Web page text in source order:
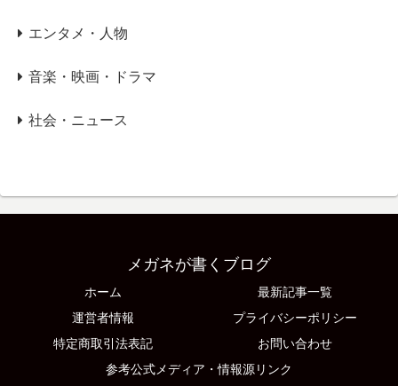
エンタメ・人物
音楽・映画・ドラマ
社会・ニュース
メガネが書くブログ
ホーム
最新記事一覧
運営者情報
プライバシーポリシー
特定商取引法表記
お問い合わせ
参考公式メディア・情報源リンク